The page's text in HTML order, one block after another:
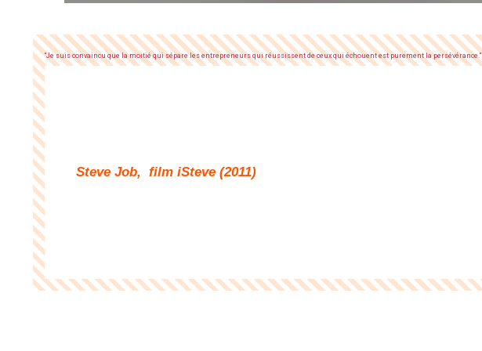
“Je suis convaincu que la moitié qui sépare les entrepreneurs qui réussissent de ceux qui échouent est purement la persévérance.”
Steve Job, film iSteve (2011)